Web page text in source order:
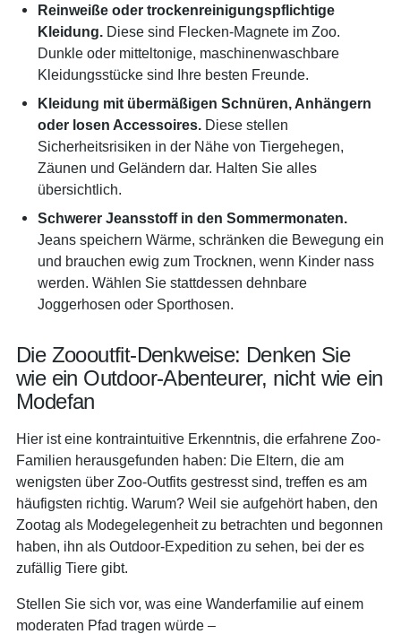
Reinweiße oder trockenreinigungspflichtige
Kleidung. Diese sind Flecken-Magnete im Zoo.
Dunkle oder mitteltonige, maschinenwaschbare
Kleidungsstücke sind Ihre besten Freunde.
Kleidung mit übermäßigen Schnüren, Anhängern
oder losen Accessoires. Diese stellen
Sicherheitsrisiken in der Nähe von Tiergehegen,
Zäunen und Geländern dar. Halten Sie alles
übersichtlich.
Schwerer Jeansstoff in den Sommermonaten.
Jeans speichern Wärme, schränken die Bewegung ein
und brauchen ewig zum Trocknen, wenn Kinder nass
werden. Wählen Sie stattdessen dehnbare
Joggerhosen oder Sporthosen.
Die Zoooutfit-Denkweise: Denken Sie
wie ein Outdoor-Abenteurer, nicht wie ein
Modefan
Hier ist eine kontraintuitive Erkenntnis, die erfahrene Zoo-
Familien herausgefunden haben: Die Eltern, die am
wenigsten über Zoo-Outfits gestresst sind, treffen es am
häufigsten richtig. Warum? Weil sie aufgehört haben, den
Zootag als Modegelegenheit zu betrachten und begonnen
haben, ihn als Outdoor-Expedition zu sehen, bei der es
zufällig Tiere gibt.
Stellen Sie sich vor, was eine Wanderfamilie auf einem
moderaten Pfad tragen würde –